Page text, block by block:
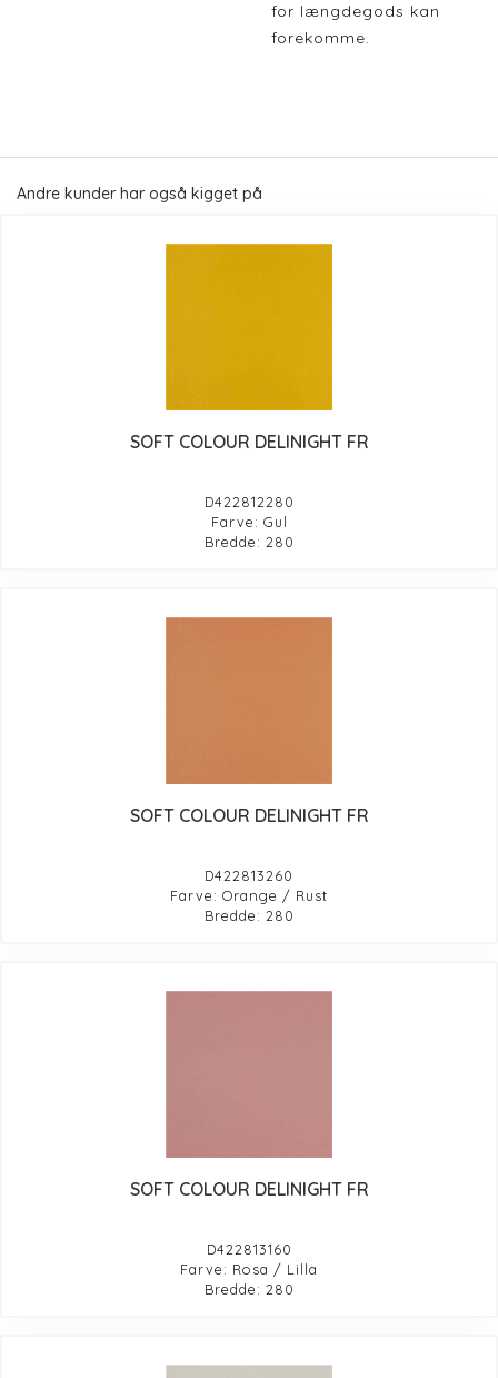
for længdegods kan
forekomme.
Andre kunder har også kigget på
SOFT COLOUR DELINIGHT FR
D422812280
Farve: Gul
Bredde: 280
SOFT COLOUR DELINIGHT FR
D422813260
Farve: Orange / Rust
Bredde: 280
SOFT COLOUR DELINIGHT FR
D422813160
Farve: Rosa / Lilla
Bredde: 280